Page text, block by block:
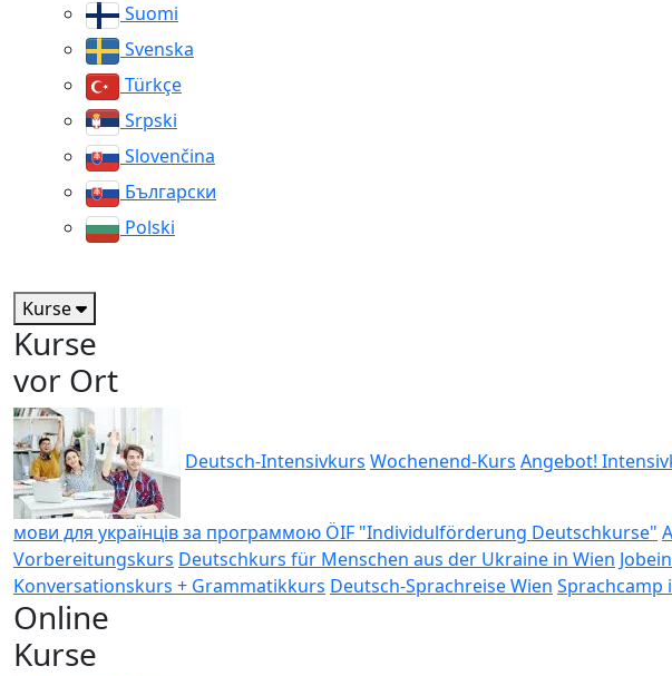
Suomi
Svenska
Türkçe
Srpski
Slovenčina
Български
Polski
Kurse
Kurse
vor Ort
Deutsch-Intensivkurs Wochenend-Kurs Angebot!
мови для українців за программою ÖIF "Individulförderung Deutschkurse"
Vorbereitungskurs Deutschkurs für Menschen aus der Ukraine in Wien
Konversationskurs + Grammatikkurs Deutsch-Sprachreise Wien Sprachcamp
Online
Kurse